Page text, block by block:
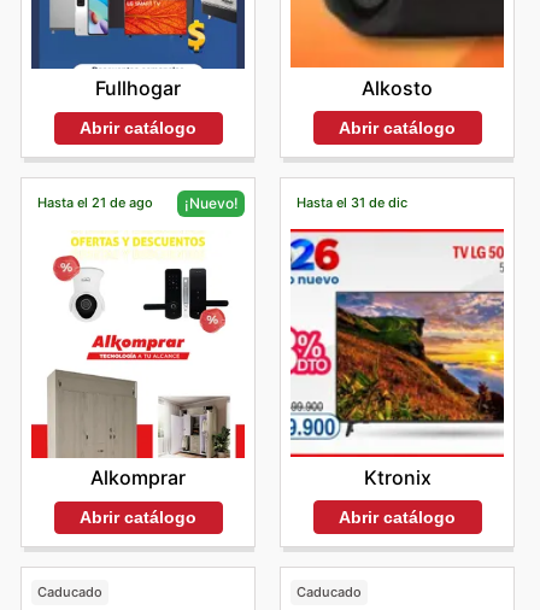
Fullhogar
Abrir catálogo
Alkosto
Abrir catálogo
Hasta el 21 de ago ¡Nuevo!
Alkomprar
Abrir catálogo
Hasta el 31 de dic
Ktronix
Abrir catálogo
Caducado Caducado